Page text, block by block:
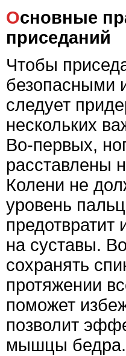
Основные правила выполнения
приседаний
Чтобы
безопасными
следует
нескольких
Во-первых,
расставлены
Колени не
уровень
на суставы.
сохранять
протяжении
поможет
позволит
мышцы бедра.